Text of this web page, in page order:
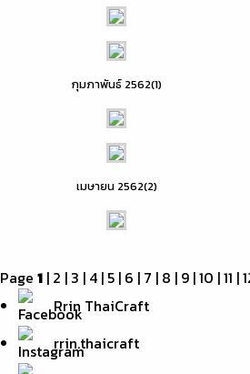
กุมภาพันธ์ 2562(1)
เมษายน 2562(2)
Page 1 | 2 | 3 | 4 | 5 | 6 | 7 | 8 | 9 |10 |11 |
Rrin ThaiCraft
rrin.thaicraft